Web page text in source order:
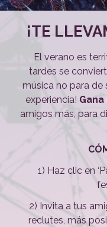
¡TE
El verano es
tardes se
música no para de
experiencia! Gana
amigos más, para
1) Haz clic en
2) Invita a tus
reclutes, más